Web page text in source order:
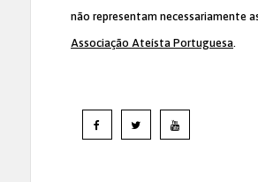
não representam necessariamente
Associação Ateísta Portuguesa.